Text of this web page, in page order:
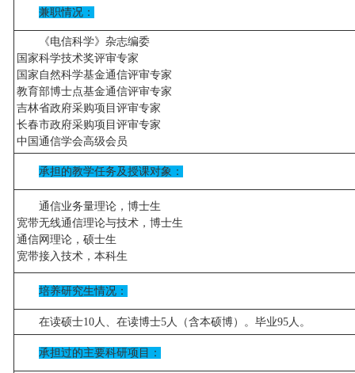
兼职情况：
《电信科学》杂志编委
国家科学技术奖评审专家
国家自然科学基金通信评审专家
教育部博士点基金通信评审专家
吉林省政府采购项目评审专家
长春市政府采购项目评审专家
中国通信学会高级会员
承担的教学任务及授课对象：
通信业务量理论，博士生
宽带无线通信理论与技术，博士生
通信网理论，硕士生
宽带接入技术，本科生
培养研究生情况：
在读硕士10人、在读博士5人（含本硕博）。毕业95人。
承担过的主要科研项目：